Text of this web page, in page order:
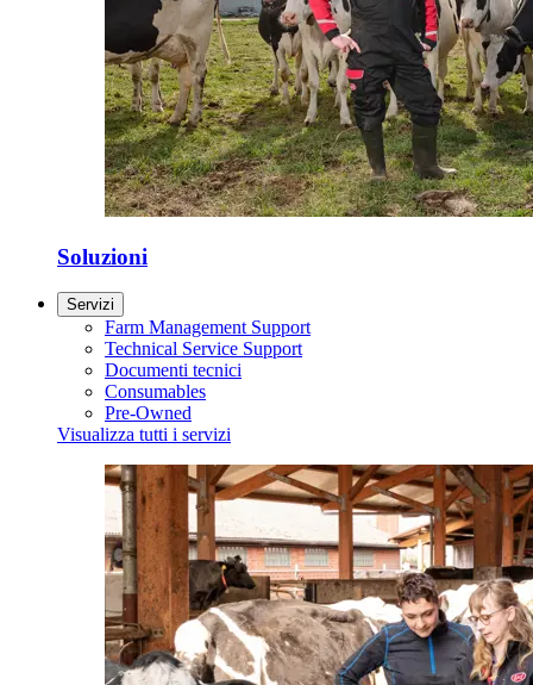
Soluzioni
Servizi
Farm Management Support
Technical Service Support
Documenti tecnici
Consumables
Pre-Owned
Visualizza tutti i servizi